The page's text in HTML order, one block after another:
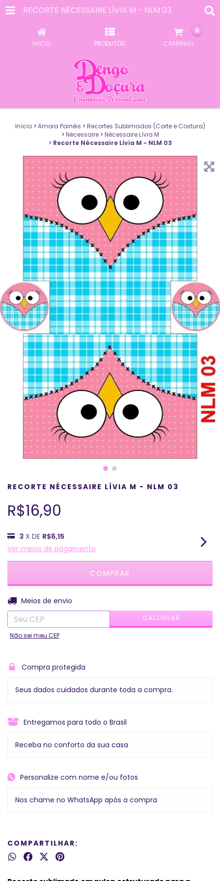
RECORTE NÉCESSAIRE LÍVIA M - NLM 03
INÍCIO PRODUTOS CARRINHO
0
Início > Amora Painéis > Recortes Sublimados (Corte e Costura)
> Nécessaire > Nécessaire Lívia M
> Recorte Nécessaire Lívia M - NLM 03
RECORTE NÉCESSAIRE LÍVIA M - NLM 03
R$16,90
3 X DE R$6,15
Ver meios de pagamento
Entregas para o CEP:
Meios de envio
CALCULAR
Não sei meu CEP
Compra protegida
Seus dados cuidados durante toda a compra.
Entregamos para todo o Brasil
Receba no conforto da sua casa
Personalize com nome e/ou fotos
Nos chame no WhatsApp após a compra
COMPARTILHAR: